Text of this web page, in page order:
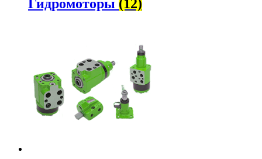
Гидромоторы (12)